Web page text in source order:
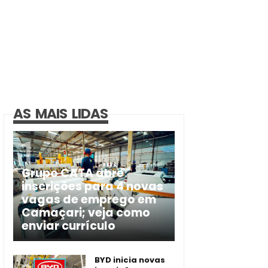
AS MAIS LIDAS
Grupo CATA abre
inscrições para 4 novas
vagas de emprego em
Camaçari; veja como
enviar currículo
BYD inicia novas